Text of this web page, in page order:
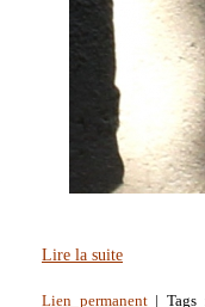
Lire la suite
Lien permanent|